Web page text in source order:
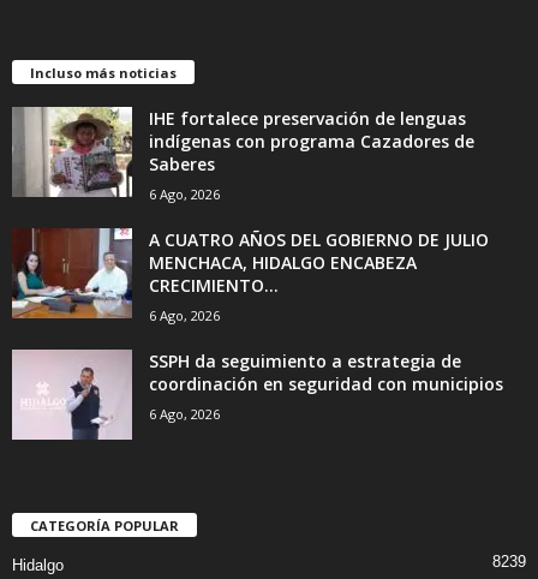
Incluso más noticias
IHE fortalece preservación de lenguas
indígenas con programa Cazadores de
Saberes
6 Ago, 2026
A CUATRO AÑOS DEL GOBIERNO DE JULIO
MENCHACA, HIDALGO ENCABEZA
CRECIMIENTO...
6 Ago, 2026
SSPH da seguimiento a estrategia de
coordinación en seguridad con municipios
6 Ago, 2026
CATEGORÍA POPULAR
Hidalgo 8239